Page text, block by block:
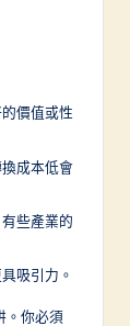
價值或性
成本低會
些產業的
吸引力。
。你必須